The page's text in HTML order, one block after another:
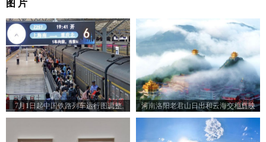
图 片
7月1日起中国铁路列车运行图调整 河南洛阳老君山日出和云海交相辉映